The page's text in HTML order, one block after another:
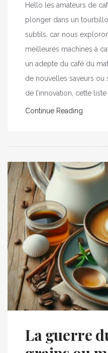
Hello les amateurs de
plonger dans un
subtils, car nous
meilleures machines à
un adepte du café du
de nouvelles saveurs
de l’innovation, cette
Continue Reading
La guerre